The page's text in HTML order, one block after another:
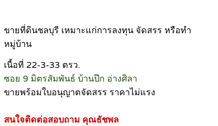
ขายที่ดินชลบุรี เหมาะแก่การลงทุน จัดสรร หรือทำ
หมู่บ้าน
เนื้อที่ 22-3-33 ตรว.
ซอย 9 มิตรสัมพันธ์ บ้านปึก อ่างศิลา
ขายพร้อมใบอนุญาตจัดสรร ราคาไม่แรง
สนใจติดต่อสอบถาม คุณธัชพล